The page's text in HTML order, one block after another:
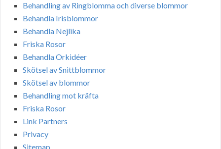
Behandling av Ringblomma och diverse blommor
Behandla Irisblommor
Behandla Nejlika
Friska Rosor
Behandla Orkidéer
Skötsel av Snittblommor
Skötsel av blommor
Behandling mot kräfta
Friska Rosor
Link Partners
Privacy
Sitemap